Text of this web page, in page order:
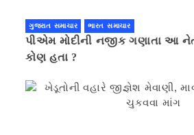
ગુજરાત સમાચાર ભારત સમાચાર
પીએમ મોદીની નજીક ગણાતા આ
કોણ હતા ?